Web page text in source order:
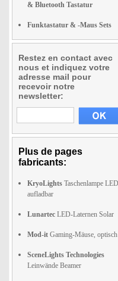
& Bluetooth Tastatur
Funktastatur & -Maus Sets
Restez en contact avec
nous et indiquez votre
adresse mail pour
recevoir notre
newsletter:
Plus de pages
fabricants:
KryoLights Taschenlampe LED
aufladbar
Lunartec LED-Laternen Solar
Mod-it Gaming-Mäuse, optisch
SceneLights Technologies
Leinwände Beamer